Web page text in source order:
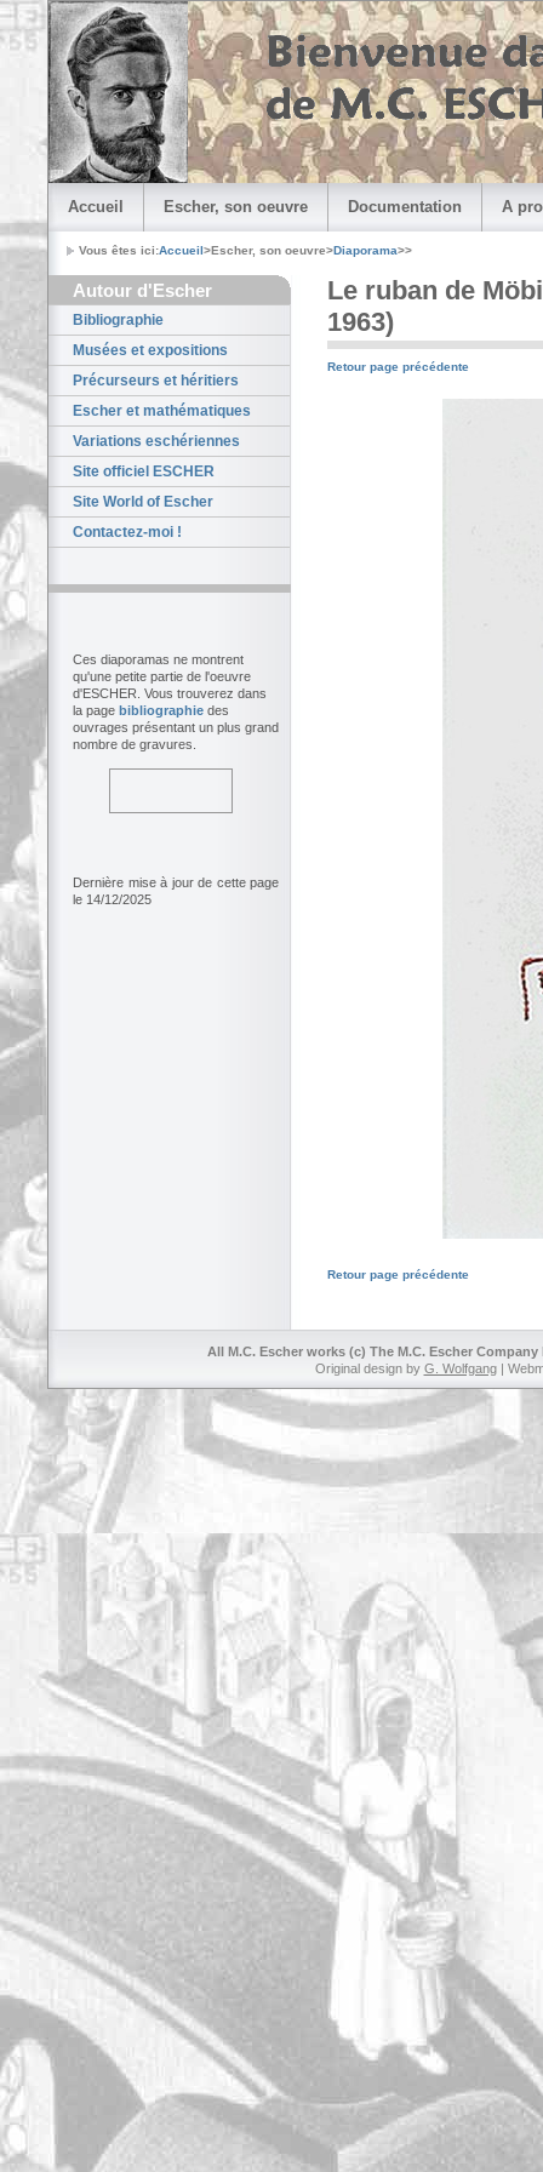
Accueil Escher, son oeuvre Documentation A
Vous êtes ici:Accueil>Escher, son oeuvre>Diaporama>>
Autour d'Escher
Bibliographie
Musées et expositions
Précurseurs et héritiers
Escher et mathématiques
Variations eschériennes
Site officiel ESCHER
Site World of Escher
Contactez-moi !
Ces diaporamas ne montrent
qu'une petite partie de l'oeuvre
d'ESCHER. Vous trouverez dans
la page bibliographie des
ouvrages présentant un plus grand
nombre de gravures.
Dernière mise à jour de cette page
le 14/12/2025
Le ruban de
1963)
Retour page précédente
Retour page précédente
All M.C. Escher works (c) The M.C. Escher
Original design by G. Wolfgang|